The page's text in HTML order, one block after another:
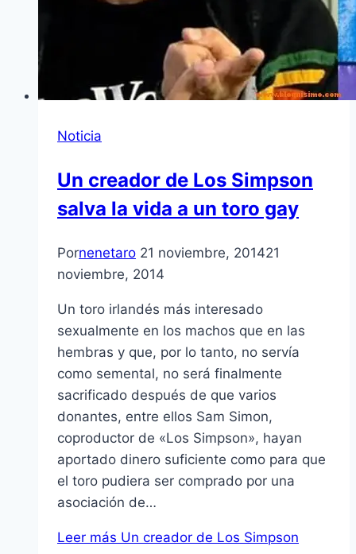
Noticia
Un creador de Los Simpson
salva la vida a un toro gay
Pornenetaro 21 noviembre, 201421
noviembre, 2014
Un toro irlandés más interesado
sexualmente en los machos que en las
hembras y que, por lo tanto, no servía
como semental, no será finalmente
sacrificado después de que varios
donantes, entre ellos Sam Simon,
coproductor de «Los Simpson», hayan
aportado dinero suficiente como para que
el toro pudiera ser comprado por una
asociación de…
Leer más Un creador de Los Simpson